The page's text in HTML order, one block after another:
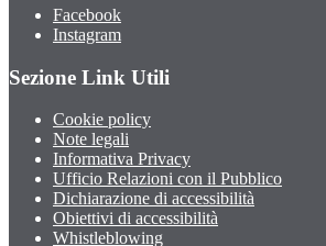
Facebook
Instagram
Sezione Link Utili
Cookie policy
Note legali
Informativa Privacy
Ufficio Relazioni con il Pubblico
Dichiarazione di accessibilità
Obiettivi di accessibilità
Whistleblowing